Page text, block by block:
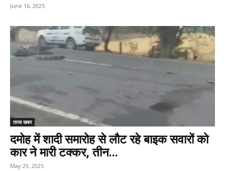
June 16, 2025
ताजा खबर
दमोह में शादी समारोह से लौट रहे बाइक सवारों को
कार ने मारी टक्कर, तीन...
May 29, 2025